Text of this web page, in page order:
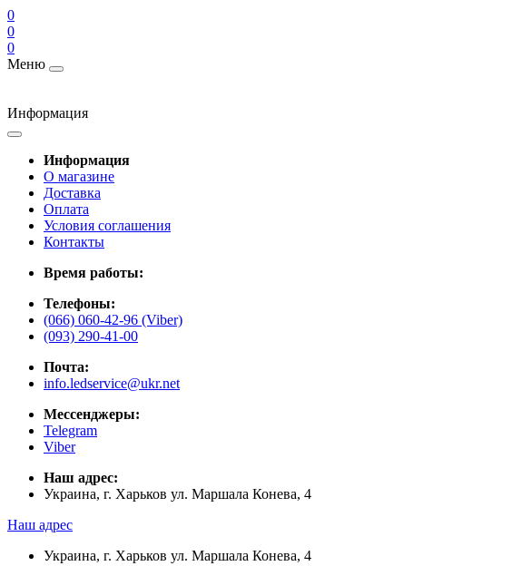
0
0
0
Меню
Информация
Информация
О магазине
Доставка
Оплата
Условия соглашения
Контакты
Время работы:
Телефоны:
(066) 060-42-96 (Viber)
(093) 290-41-00
Почта:
info.ledservice@ukr.net
Мессенджеры:
Telegram
Viber
Наш адрес:
Украина, г. Харьков ул. Маршала Конева, 4
Наш адрес
Украина, г. Харьков ул. Маршала Конева, 4